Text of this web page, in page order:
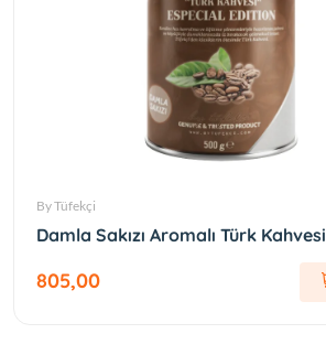
By Tüfekçi
Damla Sakızı Aromalı Türk Kahvesi
805,00